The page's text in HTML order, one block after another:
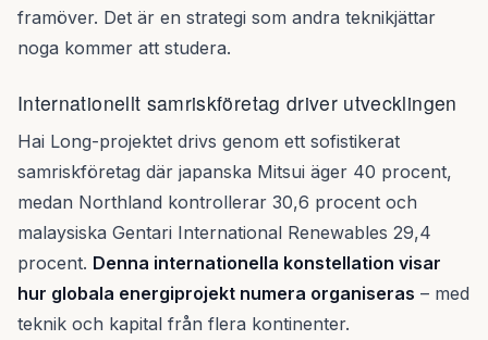
framöver. Det är en strategi som andra teknikjättar
noga kommer att studera.
Internationellt samriskföretag driver utvecklingen
Hai Long-projektet drivs genom ett sofistikerat
samriskföretag där japanska Mitsui äger 40 procent,
medan Northland kontrollerar 30,6 procent och
malaysiska Gentari International Renewables 29,4
procent. Denna internationella konstellation visar
hur globala energiprojekt numera organiseras – med
teknik och kapital från flera kontinenter.